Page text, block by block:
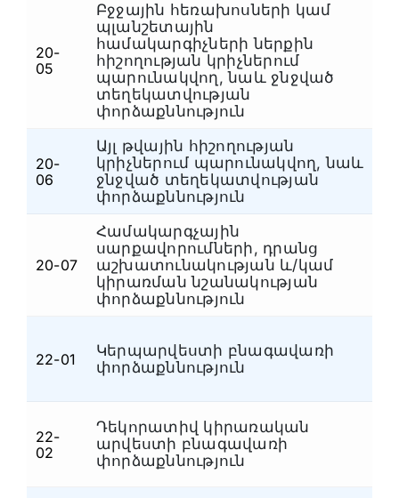
20-
05
Բջջային հեռախոսների կամ
պլանշետային
համակարգիչների ներքին
հիշողության կրիչներում
պարունակվող, նաև ջնջված
տեղեկատվության
փորձաքննություն
20-
06
Այլ թվային հիշողության
կրիչներում պարունակվող, նաև
ջնջված տեղեկատվության
փորձաքննություն
20-07
Համակարգչային
սարքավորումների, դրանց
աշխատունակության և/կամ
կիրառման նշանակության
փորձաքննություն
22-01
Կերպարվեստի բնագավառի
փորձաքննություն
22-
02
Դեկորատիվ կիրառական
արվեստի բնագավառի
փորձաքննություն